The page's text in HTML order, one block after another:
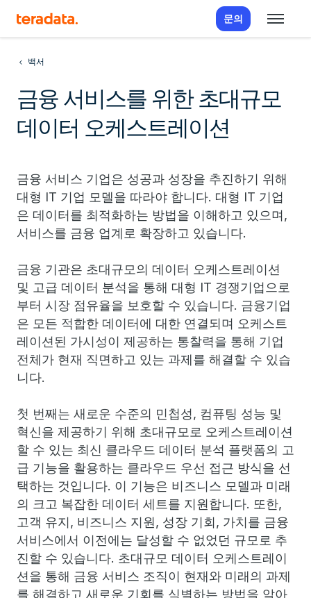
문의
백서
금융 서비스를 위한 초대규모
데이터 오케스트레이션
금융 서비스 기업은 성공과 성장을 추진하기 위해
대형 IT 기업 모델을 따라야 합니다. 대형 IT 기업
은 데이터를 최적화하는 방법을 이해하고 있으며,
서비스를 금융 업계로 확장하고 있습니다.
금융 기관은 초대규모의 데이터 오케스트레이션
및 고급 데이터 분석을 통해 대형 IT 경쟁기업으로
부터 시장 점유율을 보호할 수 있습니다. 금융기업
은 모든 적합한 데이터에 대한 연결되며 오케스트
레이션된 가시성이 제공하는 통찰력을 통해 기업
전체가 현재 직면하고 있는 과제를 해결할 수 있습
니다.
첫 번째는 새로운 수준의 민첩성, 컴퓨팅 성능 및
혁신을 제공하기 위해 초대규모로 오케스트레이션
할 수 있는 최신 클라우드 데이터 분석 플랫폼의 고
급 기능을 활용하는 클라우드 우선 접근 방식을 선
택하는 것입니다. 이 기능은 비즈니스 모델과 미래
의 크고 복잡한 데이터 세트를 지원합니다. 또한,
고객 유지, 비즈니스 지원, 성장 기회, 가치를 금융
서비스에서 이전에는 달성할 수 없었던 규모로 추
진할 수 있습니다. 초대규모 데이터 오케스트레이
션을 통해 금융 서비스 조직이 현재와 미래의 과제
를 해결하고 새로운 기회를 식별하는 방법을 알아